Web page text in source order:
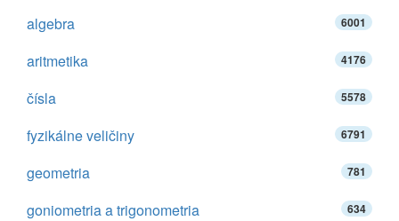
algebra 6001
aritmetika 4176
čísla 5578
fyzikálne veličiny 6791
geometria 781
goniometria a trigonometria 634